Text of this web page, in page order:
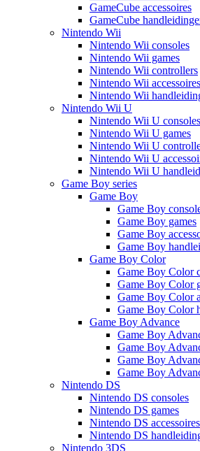
GameCube accessoires
GameCube
Nintendo Wii
Nintendo Wii consoles
Nintendo Wii games
Nintendo Wii controllers
Nintendo Wii accessoires
Nintendo Wii
Nintendo Wii U
Nintendo Wii U consoles
Nintendo Wii U games
Nintendo Wii U
Nintendo Wii U
Nintendo Wii U
Game Boy series
Game Boy
Game Boy
Game Boy games
Game Boy
Game Boy
Game Boy Color
Game Boy Color
Game Boy Color
Game Boy Color
Game Boy Color
Game Boy Advance
Game Boy
Game Boy
Game Boy
Game Boy
Nintendo DS
Nintendo DS consoles
Nintendo DS games
Nintendo DS accessoires
Nintendo DS
Nintendo 3DS